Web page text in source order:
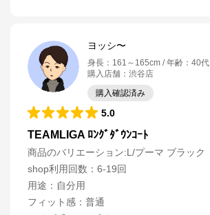
ヨッシ〜
身長 ： 161～165cm 年齢 ： 40代
購入店舗 ： 渋谷店
購入確認済み
5.0
TEAMLIGA ﾛﾝｸﾞﾀﾞｳﾝｺｰﾄ
商品のバリエーション:L/プーマ ブラック
shop利用回数 ： 6-19回
用途 ： 自分用
フィット感 ： 普通